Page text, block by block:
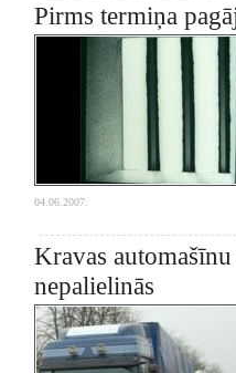
Pirms termiņa
04.06.2007.
Kravas
nepalielinās